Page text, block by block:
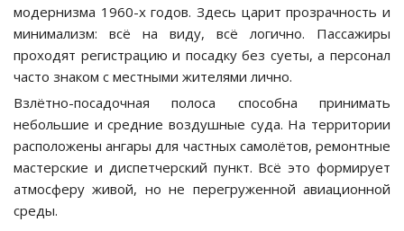
модернизма 1960-х годов. Здесь царит прозрачность и
минимализм: всё на виду, всё логично. Пассажиры
проходят регистрацию и посадку без суеты, а персонал
часто знаком с местными жителями лично.
Взлётно-посадочная полоса способна принимать
небольшие и средние воздушные суда. На территории
расположены ангары для частных самолётов, ремонтные
мастерские и диспетчерский пункт. Всё это формирует
атмосферу живой, но не перегруженной авиационной
среды.